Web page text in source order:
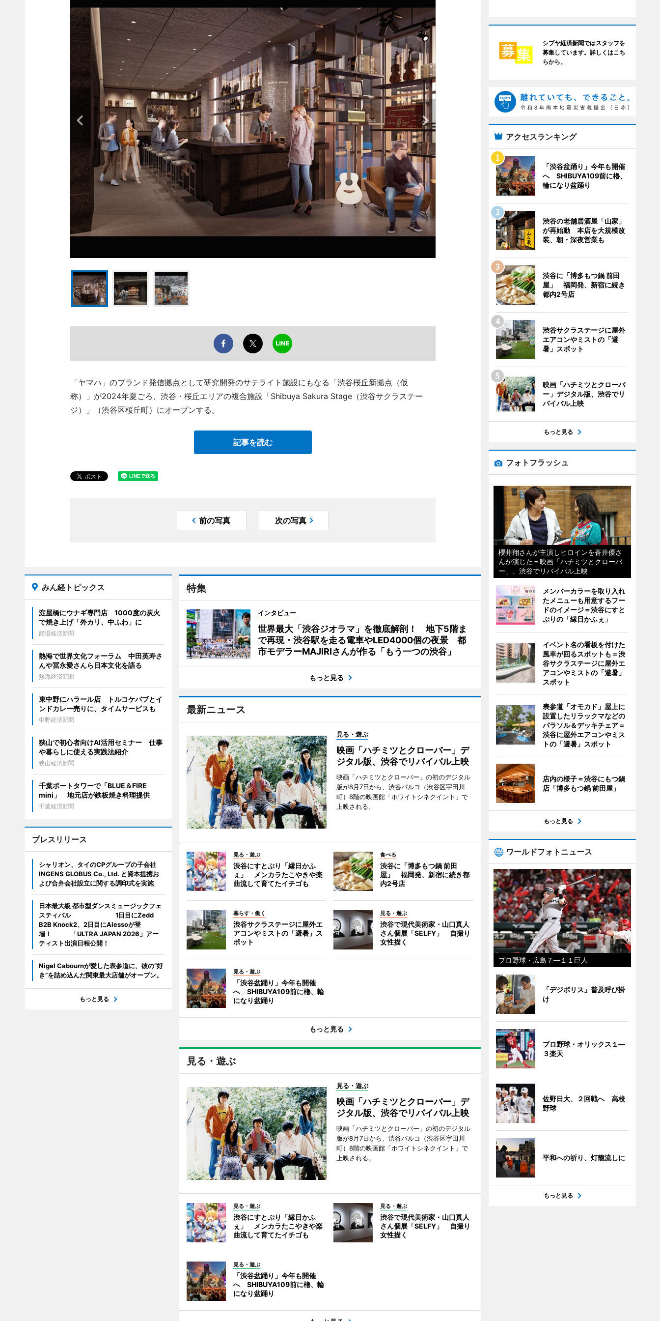
「ヤマハ」のブランド発信拠点として研究開発のサテライト施設にもなる「渋谷桜丘新拠点（仮
称）」が2024年夏ごろ、渋谷・桜丘エリアの複合施設「Shibuya Sakura Stage（渋谷サクラステー
ジ）」（渋谷区桜丘町）にオープンする。
記事を読む
前の写真 次の写真
特集
インタビュー
世界最大「渋谷ジオラマ」を徹底解剖！ 地下5階ま
で再現・渋谷駅を走る電車やLED4000個の夜景 都
市モデラーMAJIRIさんが作る「もう一つの渋谷」
もっと見る
最新ニュース
見る・遊ぶ
映画「ハチミツとクローバー」デ
ジタル版、渋谷でリバイバル上映
映画「ハチミツとクローバー」の初のデジタル
版が8月7日から、渋谷パルコ（渋谷区宇田川
町）8階の映画館「ホワイトシネクイント」で
上映される。
見る・遊ぶ
渋谷にすとぷり「縁日かふ
ぇ」 メンカラたこやきや楽
曲流して育てたイチゴも
食べる
渋谷に「博多もつ鍋 前田
屋」 福岡発、新宿に続き都
内2号店
暮らす・働く
渋谷サクラステージに屋外エ
アコンやミストの「避暑」ス
ポット
見る・遊ぶ
渋谷で現代美術家・山口真人
さん個展「SELFY」 自撮り
女性描く
見る・遊ぶ
「渋谷盆踊り」今年も開催
へ SHIBUYA109前に櫓、輪
になり盆踊り
もっと見る
見る・遊ぶ
見る・遊ぶ
映画「ハチミツとクローバー」デ
ジタル版、渋谷でリバイバル上映
映画「ハチミツとクローバー」の初のデジタル
版が8月7日から、渋谷パルコ（渋谷区宇田川
町）8階の映画館「ホワイトシネクイント」で
上映される。
見る・遊ぶ
渋谷にすとぷり「縁日かふ
ぇ」 メンカラたこやきや楽
曲流して育てたイチゴも
見る・遊ぶ
渋谷で現代美術家・山口真人
さん個展「SELFY」 自撮り
女性描く
見る・遊ぶ
「渋谷盆踊り」今年も開催
へ SHIBUYA109前に櫓、輪
になり盆踊り
みん経トピックス
淀屋橋にウナギ専門店 1000度の炭火
で焼き上げ「外カリ、中ふわ」に
船場経済新聞
熱海で世界文化フォーラム 中田英寿さ
んや冨永愛さんら日本文化を語る
熱海経済新聞
東中野にハラール店 トルコケバブとイ
ンドカレー売りに、タイムサービスも
中野経済新聞
狭山で初心者向けAI活用セミナー 仕事
や暮らしに使える実践法紹介
狭山経済新聞
千葉ポートタワーで「BLUE＆FIRE
mini」 地元店が鉄板焼き料理提供
千葉経済新聞
プレスリリース
シャリオン、タイのCPグループの子会社
INGENS GLOBUS Co., Ltd. と資本提携お
よび合弁会社設立に関する調印式を実施
日本最大級 都市型ダンスミュージックフェ
スティバル 1日目にZedd
B2B Knock2、2日目にAlessoが登
場！ 「ULTRA JAPAN 2026」アー
ティスト出演日程公開！
Nigel Cabournが愛した表参道に、彼の“好
き”を詰め込んだ関東最大店舗がオープン。
もっと見る
シブヤ経済新聞ではスタッフを
募集しています。詳しくはこち
らから。
アクセスランキング
「渋谷盆踊り」今年も開催
へ SHIBUYA109前に櫓、
輪になり盆踊り
渋谷の老舗居酒屋「山家」
が再始動 本店を大規模改
装、朝・深夜営業も
渋谷に「博多もつ鍋 前田
屋」 福岡発、新宿に続き
都内2号店
渋谷サクラステージに屋外
エアコンやミストの「避
暑」スポット
映画「ハチミツとクローバ
ー」デジタル版、渋谷でリ
バイバル上映
もっと見る
フォトフラッシュ
櫻井翔さんが主演しヒロインを蒼井優さ
んが演じた＝映画「ハチミツとクローバ
ー」、渋谷でリバイバル上映
メンバーカラーを取り入れ
たメニューも用意するフー
ドのイメージ＝渋谷にすと
ぷりの「縁日かふぇ」
イベント名の看板を付けた
風車が回るスポットも＝渋
谷サクラステージに屋外エ
アコンやミストの「避暑」
スポット
表参道「オモカド」屋上に
設置したリラックマなどの
パラソル＆デッキチェア＝
渋谷に屋外エアコンやミス
トの「避暑」スポット
店内の様子＝渋谷にもつ鍋
店「博多もつ鍋 前田屋」
もっと見る
ワールドフォトニュース
プロ野球・広島７―１１巨人
「デジポリス」普及呼び掛
け
プロ野球・オリックス１―
３楽天
佐野日大、２回戦へ 高校
野球
平和への祈り、灯籠流しに
もっと見る